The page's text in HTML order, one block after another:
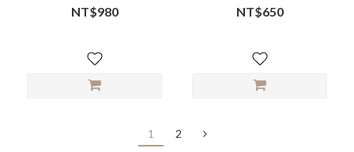
｜贈 寶寶週歲禮
NT$980
70抽/包｜5包入加贈動物手
機
NT$650
1 2